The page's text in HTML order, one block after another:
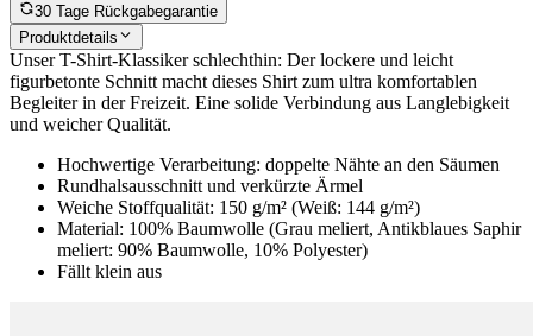
30 Tage Rückgabegarantie
Produktdetails
Unser T-Shirt-Klassiker schlechthin: Der lockere und leicht
figurbetonte Schnitt macht dieses Shirt zum ultra komfortablen
Begleiter in der Freizeit. Eine solide Verbindung aus Langlebigkeit
und weicher Qualität.
Hochwertige Verarbeitung: doppelte Nähte an den Säumen
Rundhalsausschnitt und verkürzte Ärmel
Weiche Stoffqualität: 150 g/m² (Weiß: 144 g/m²)
Material: 100% Baumwolle (Grau meliert, Antikblaues Saphir
meliert: 90% Baumwolle, 10% Polyester)
Fällt klein aus